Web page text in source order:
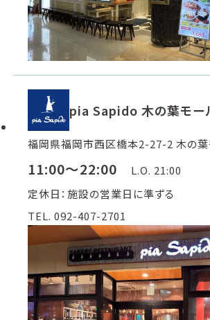
pia Sapido 木の葉モー
福岡県福岡市西区橋本2-27-2 木の
11:00～22:00
L.O. 21:00
定休日：施設の営業日に準ずる
TEL. 092-407-2701